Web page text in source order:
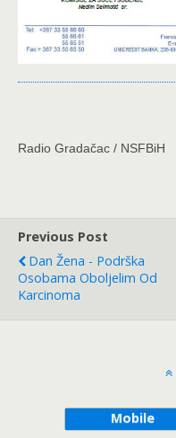
Radio Gradačac / NSFBiH
Previous Post
Dan Žena - Podrška
Osobama Oboljelim Od
Karcinoma
Mobile